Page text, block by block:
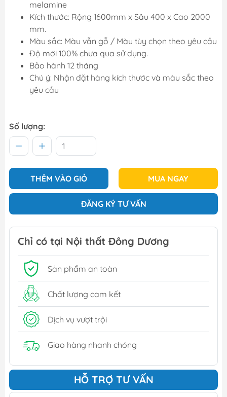
melamine
Kích thước: Rộng 1600mm x Sâu 400 x Cao 2000
mm.
Màu sắc: Màu vẫn gỗ / Màu tùy chọn theo yêu cầu
Độ mới 100% chưa qua sử dụng.
Bảo hành 12 tháng
Chú ý: Nhận đặt hàng kích thước và màu sắc theo
yêu cầu
Số lượng:
THÊM VÀO GIỎ MUA NGAY
ĐĂNG KÝ TƯ VẤN
Chỉ có tại Nội thất Đông Dương
Sản phẩm an toàn
Chất lượng cam kết
Dịch vụ vượt trội
Giao hàng nhanh chóng
HỖ TRỢ TƯ VẤN